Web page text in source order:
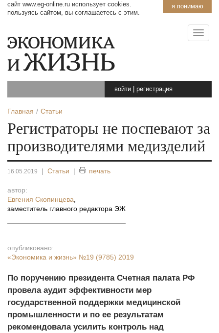
я понимаю
сайт www.eg-online.ru использует cookies.
пользуясь сайтом, вы соглашаетесь с этим.
войти регистрация
Главная Статьи
Регистраторы не поспевают за
производителями медизделий
16.05.2019 | Статьи | печать
автор:
Евгения Скопинцева
заместитель главного редактора ЭЖ
опубликовано:
«Экономика и жизнь» №19 (9785) 2019
По поручению президента Счетная палата РФ
провела аудит эффективности мер
государственной поддержки медицинской
промышленности и по ее результатам
рекомендовала усилить контроль над